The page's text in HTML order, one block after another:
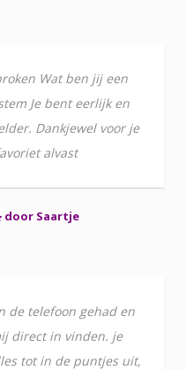
Wat ben jij een
Je bent eerlijk en
Dankjewel voor je
alvast
door Saartje
de telefoon gehad en
direct in vinden. je
tot in de puntjes uit,